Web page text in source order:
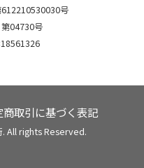
号
04730号
商取引に基づく表記
All rights Reserved.